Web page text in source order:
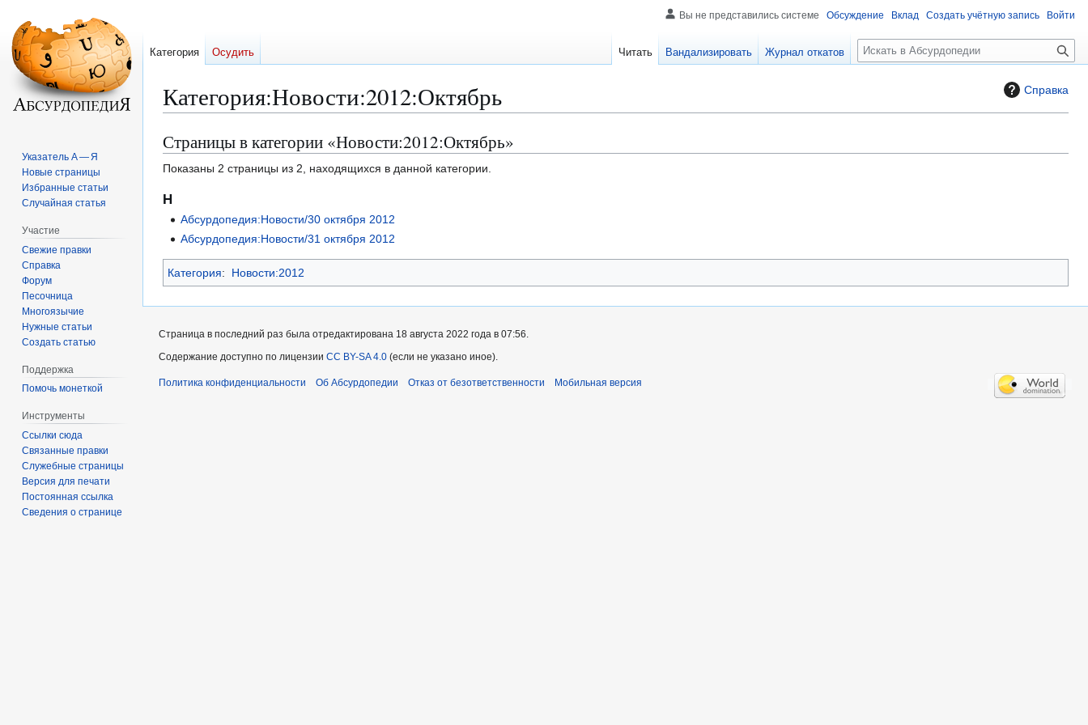
Справка
Категория:Новости:2012:Октябрь
Перейти
к
навигации
Перейти
к
поиску
Страницы в категории «Новости:2012:Октябрь»
Показаны 2 страницы из 2, находящихся в данной категории.
Н
Абсурдопедия:Новости/30 октября 2012
Абсурдопедия:Новости/31 октября 2012
Категория: Новости:2012
Вы не представились системе Обсуждение Вклад Создать учётную запись Войти
Категория Осудить Читать Вандализировать Журнал откатов
П
о
к
Указатель А — Я
Новые страницы
Избранные статьи
Случайная статья
Участие
Свежие правки
Справка
Форум
Песочница
Многоязычие
Нужные статьи
Создать статью
Поддержка
Помочь монеткой
Инструменты
Ссылки сюда
Связанные правки
Служебные страницы
Версия для печати
Постоянная ссылка
Сведения о странице
Страница в последний раз была отредактирована 18 августа 2022 года в 07:56.
Содержание доступно по лицензии CC BY-SA 4.0 (если не указано иное).
Политика конфиденциальности Об Абсурдопедии Отказ от безответственности Мобильная версия